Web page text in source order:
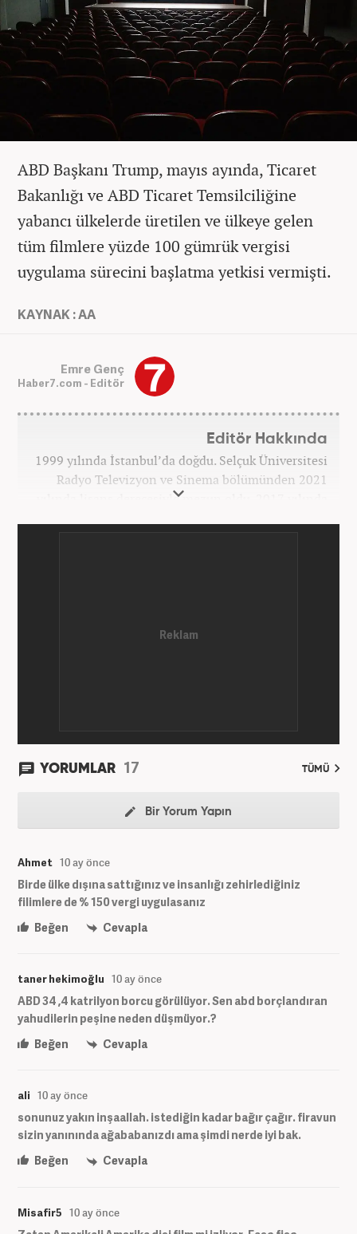
ABD Başkanı Trump, mayıs ayında, Ticaret
Bakanlığı ve ABD Ticaret Temsilciliğine
yabancı ülkelerde üretilen ve ülkeye gelen
tüm filmlere yüzde 100 gümrük vergisi
uygulama sürecini başlatma yetkisi vermişti.
KAYNAK : AA
Emre Genç
Haber7.com - Editör
Editör Hakkında
1999 yılında İstanbul’da doğdu. Selçuk Üniversitesi
Radyo Televizyon ve Sinema bölümünden 2021
yılında lisans derecesiyle mezun oldu. 2017 yılında
Kanal 7 Medya Grubu’na bağlı Haber7.com’da editör
YORUMLAR 17 TÜMÜ
Bir Yorum Yapın
Ahmet 10 ay önce
Birde ülke dışına sattığınız ve insanlığı zehirlediğiniz
filimlere de % 150 vergi uygulasanız
Beğen
Cevapla
taner hekimoğlu 10 ay önce
ABD 34 ,4 katrilyon borcu görülüyor. Sen abd borçlandıran
yahudilerin peşine neden düşmüyor.?
Beğen
Cevapla
ali 10 ay önce
sonunuz yakın inşaallah. istediğin kadar bağır çağır. firavun
sizin yanınında ağababanızdı ama şimdi nerde iyi bak.
Beğen
Cevapla
Misafir5 10 ay önce